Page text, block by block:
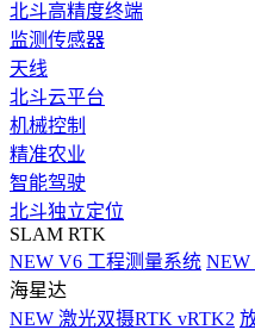
北斗高精度终端
监测传感器
天线
北斗云平台
机械控制
精准农业
智能驾驶
北斗独立定位
SLAM RTK
NEW V6 工程测量系统 NEW
海星达
NEW 激光双摄RTK vRTK2